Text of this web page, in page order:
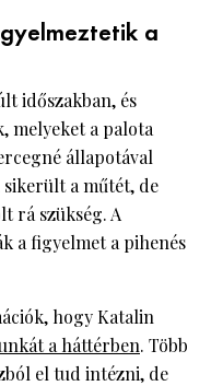
a
időszakban, és
melyeket a palota
állapotával
a műtét, de
rá szükség. A
a figyelmet a pihenés
hogy Katalin
a háttérben. Több
el tud intézni, de